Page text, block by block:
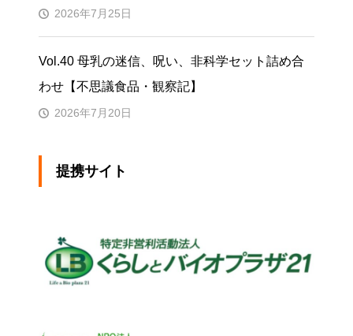
2026年7月25日
Vol.40 母乳の迷信、呪い、非科学セット詰め合
わせ【不思議食品・観察記】
2026年7月20日
提携サイト